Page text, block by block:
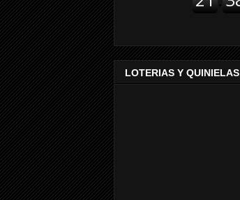
LOTERIAS Y QUINIELAS